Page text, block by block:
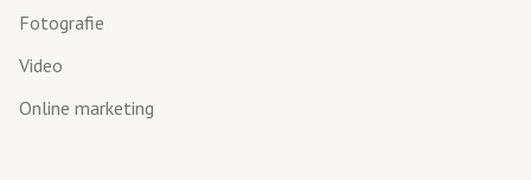
Fotografie
Video
Online marketing